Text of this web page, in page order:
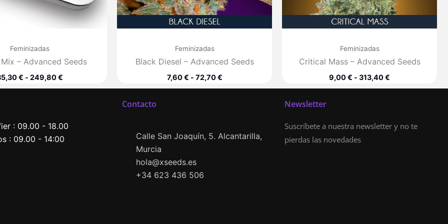
Feminizadas
Mix – Advanced Seeds
€ - 249,80€
Feminizadas
Black Diesel – Advanced Seeds
7,60€ - 72,70€
Feminizadas
Critical Mass – Advanced Seeds
9,00€ - 313,40€
: 09.00 - 18.00
: 09.00 - 14:00
Contacto
Calle San Joaquín, 5. Alcantarilla,
Murcia
hola@xseeds.es
+34 623 436 506
Newsletter
Suscríbete a nuestra newsletter y no te
pierdas las novedades